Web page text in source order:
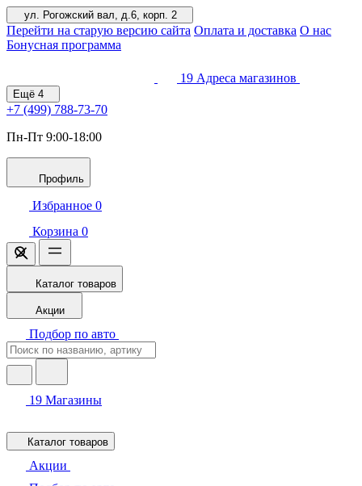
ул. Рогожский вал, д.6, корп. 2
Перейти на старую версию сайта Оплата и доставка О нас
Бонусная программа
19 Адреса магазинов
Ещё 4
+7 (499) 788-73-70
Пн-Пт 9:00-18:00
Профиль
Избранное 0
Корзина 0
Каталог товаров
Акции
Подбор по авто
19 Магазины
Каталог товаров
Акции